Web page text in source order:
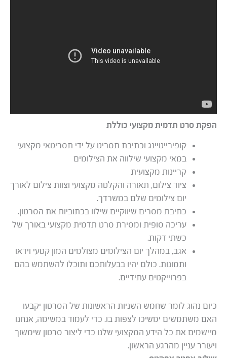
הפקת סרט תדמית מקצועי כוללת
קופירייטיינג וכתיבת תסריט על ידי תסריטאי מקצועי
במאי מקצועי שילווה את הצילומים
קריינות מקצועית
ציוד צילום, תאורה והקלטה מקצועי וצוות צילום לאורך
יום צילומים שלם במשרדך.
כתיבת מסרים שיווקיים שילוו בכתוביות את הסרטון.
עריכה סופית ומסירת סרט תדמית מקצועי באורך של
כשתי דקות.
אגב, במהלך יום הצילומים מצולמים המון קטעי וידאו
ותמונות. כולם יהיו בבעלותכם ותוכלו להשתמש בהם
בפרוייקטים עתידיים.
כיום נהוג לומר שחמש השניות הראשונות של הסרטון יקבעו
האם משתמשים ימשיכו לצפות בו. כדי לעמוד במשימה, אנחנו
מיישמים את כל הידע המקצועי שלנו כדי ליצור סרטון שימשוך
ויעורר עניין מהרגע הראשון.